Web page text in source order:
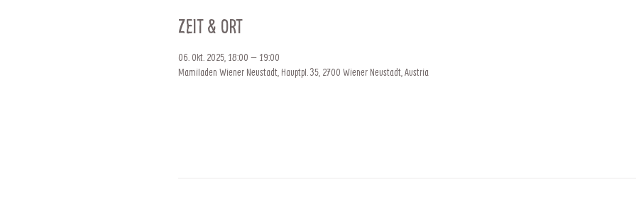
Zeit & Ort
06. Okt. 2025, 18:00 – 19:00
Mamiladen Wiener Neustadt, Hauptpl. 35, 2700 Wiener Neustadt, Austria